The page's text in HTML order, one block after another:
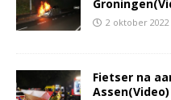
2 oktober 2022
Fietser na
Assen(Video)